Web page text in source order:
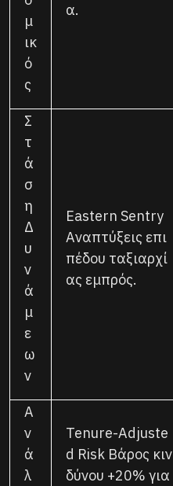
μ
ικ
ό
ς
α.
Σ
τ
ά
σ
η
Δ
υ
ν
ά
μ
ε
ω
ν
Eastern Sentry
Αναπτύξεις επι
πέδου ταξιαρχί
ας εμπρός.
Α
ν
ά
λ
Tenure-Adjuste
d Risk Βάρος κιν
δύνου +20% για